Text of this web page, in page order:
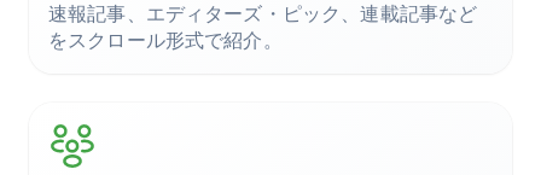
速報記事、エディターズ・ピック、連載記事など
をスクロール形式で紹介。